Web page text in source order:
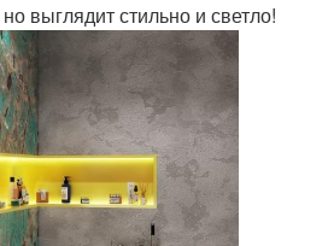
выглядит стильно и светло!